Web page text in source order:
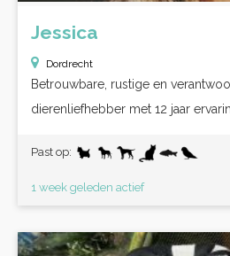
Jessica
Dordrecht
Betrouwbare, rustige en
dierenliefhebber met 12 jaar
Past op:
1 week geleden actief